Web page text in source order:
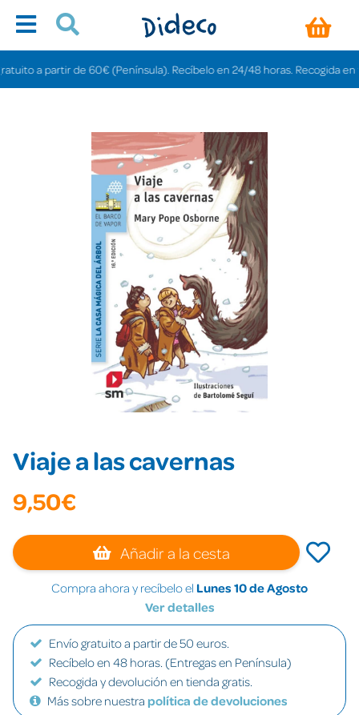
a partir de 60€ (Península). Recíbelo en 24/48 horas. Recogida en
Viaje a las cavernas
9,50€
Añadir a la cesta
Compra ahora y recíbelo el Lunes 10 de Agosto
Ver detalles
Envío gratuito a partir de 50 euros.
Recíbelo en 48 horas. (Entregas en Península)
Recogida y devolución en tienda gratis.
Más sobre nuestra política de devoluciones